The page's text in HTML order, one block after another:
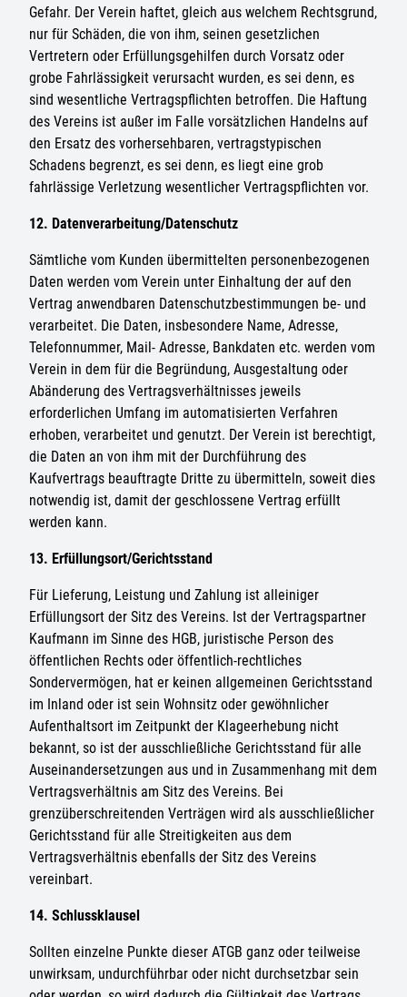
Gefahr. Der Verein haftet, gleich aus welchem Rechtsgrund,
nur für Schäden, die von ihm, seinen gesetzlichen
Vertretern oder Erfüllungsgehilfen durch Vorsatz oder
grobe Fahrlässigkeit verursacht wurden, es sei denn, es
sind wesentliche Vertragspflichten betroffen. Die Haftung
des Vereins ist außer im Falle vorsätzlichen Handelns auf
den Ersatz des vorhersehbaren, vertragstypischen
Schadens begrenzt, es sei denn, es liegt eine grob
fahrlässige Verletzung wesentlicher Vertragspflichten vor.
12. Datenverarbeitung/Datenschutz
Sämtliche vom Kunden übermittelten personenbezogenen
Daten werden vom Verein unter Einhaltung der auf den
Vertrag anwendbaren Datenschutzbestimmungen be- und
verarbeitet. Die Daten, insbesondere Name, Adresse,
Telefonnummer, Mail- Adresse, Bankdaten etc. werden vom
Verein in dem für die Begründung, Ausgestaltung oder
Abänderung des Vertragsverhältnisses jeweils
erforderlichen Umfang im automatisierten Verfahren
erhoben, verarbeitet und genutzt. Der Verein ist berechtigt,
die Daten an von ihm mit der Durchführung des
Kaufvertrags beauftragte Dritte zu übermitteln, soweit dies
notwendig ist, damit der geschlossene Vertrag erfüllt
werden kann.
13. Erfüllungsort/Gerichtsstand
Für Lieferung, Leistung und Zahlung ist alleiniger
Erfüllungsort der Sitz des Vereins. Ist der Vertragspartner
Kaufmann im Sinne des HGB, juristische Person des
öffentlichen Rechts oder öffentlich-rechtliches
Sondervermögen, hat er keinen allgemeinen Gerichtsstand
im Inland oder ist sein Wohnsitz oder gewöhnlicher
Aufenthaltsort im Zeitpunkt der Klageerhebung nicht
bekannt, so ist der ausschließliche Gerichtsstand für alle
Auseinandersetzungen aus und in Zusammenhang mit dem
Vertragsverhältnis am Sitz des Vereins. Bei
grenzüberschreitenden Verträgen wird als ausschließlicher
Gerichtsstand für alle Streitigkeiten aus dem
Vertragsverhältnis ebenfalls der Sitz des Vereins
vereinbart.
14. Schlussklausel
Sollten einzelne Punkte dieser ATGB ganz oder teilweise
unwirksam, undurchführbar oder nicht durchsetzbar sein